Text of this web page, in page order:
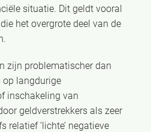
situatie. Dit geldt vooral
het overgrote deel van de
zijn problematischer dan
op langdurige
inschakeling van
geldverstrekkers als zeer
relatief ‘lichte’ negatieve